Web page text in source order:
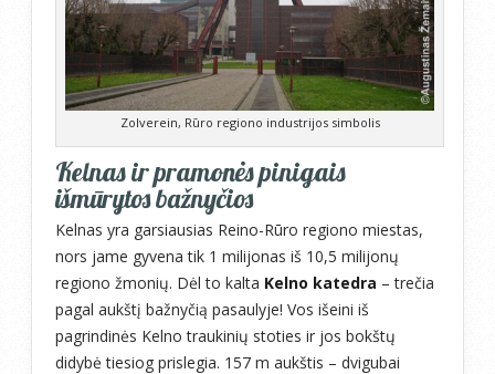
Zolverein, Rūro regiono industrijos simbolis
Kelnas ir pramonės pinigais
išmūrytos bažnyčios
Kelnas yra garsiausias Reino-Rūro regiono miestas,
nors jame gyvena tik 1 milijonas iš 10,5 milijonų
regiono žmonių. Dėl to kalta Kelno katedra – trečia
pagal aukštį bažnyčią pasaulyje! Vos išeini iš
pagrindinės Kelno traukinių stoties ir jos bokštų
didybė tiesiog prislegia. 157 m aukštis – dvigubai